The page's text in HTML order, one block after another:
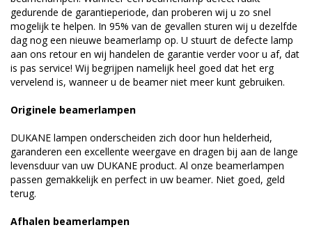
gedurende de garantieperiode, dan proberen wij u zo snel
mogelijk te helpen. In 95% van de gevallen sturen wij u dezelfde
dag nog een nieuwe beamerlamp op. U stuurt de defecte lamp
aan ons retour en wij handelen de garantie verder voor u af, dat
is pas service! Wij begrijpen namelijk heel goed dat het erg
vervelend is, wanneer u de beamer niet meer kunt gebruiken.
Originele beamerlampen
DUKANE lampen onderscheiden zich door hun helderheid,
garanderen een excellente weergave en dragen bij aan de lange
levensduur van uw DUKANE product. Al onze beamerlampen
passen gemakkelijk en perfect in uw beamer. Niet goed, geld
terug.
Afhalen beamerlampen